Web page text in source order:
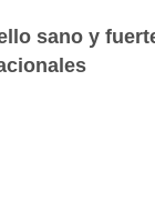
sano y